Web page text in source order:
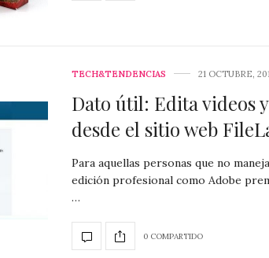
TECH&TENDENCIAS 21 OCTUBRE,
Dato útil: Edita videos
desde el sitio web
Para aquellas personas que no
edición profesional como Adobe
…
0 COMPARTIDO